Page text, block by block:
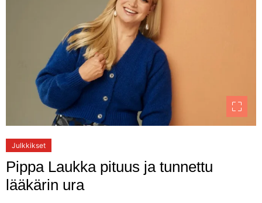
Julkkikset
Pippa Laukka pituus ja tunnettu
lääkärin ura